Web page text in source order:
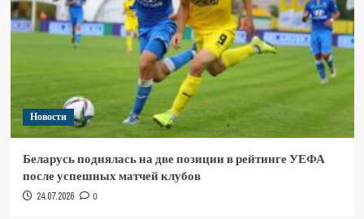
Новости
Беларусь поднялась на две позиции в рейтинге УЕФА
после успешных матчей клубов
24.07.2026 0